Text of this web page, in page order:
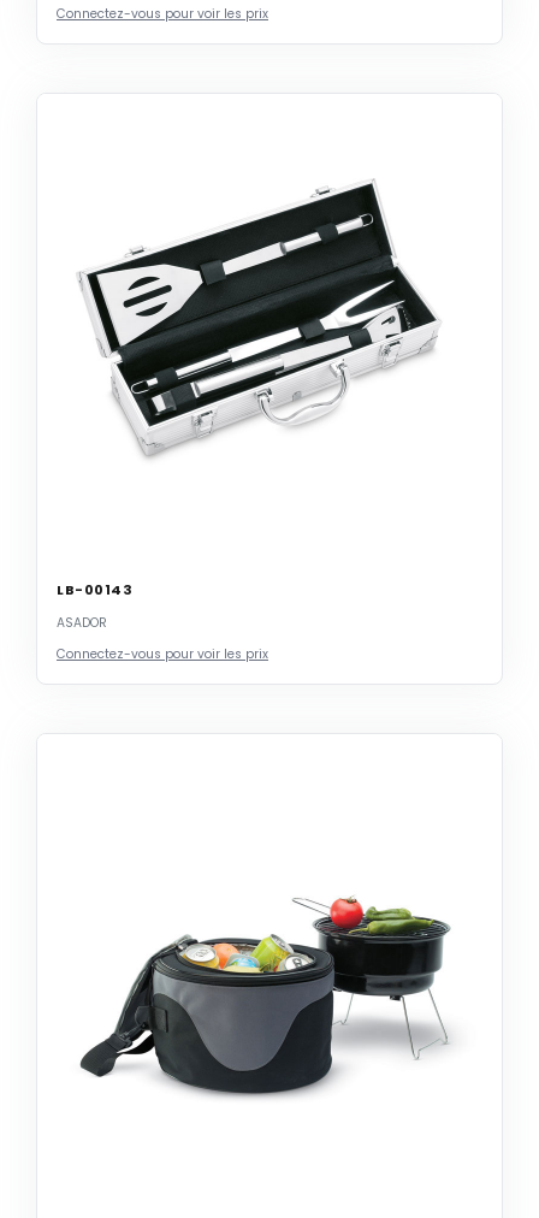
Connectez-vous pour voir les prix
LB-00143
ASADOR
Connectez-vous pour voir les prix